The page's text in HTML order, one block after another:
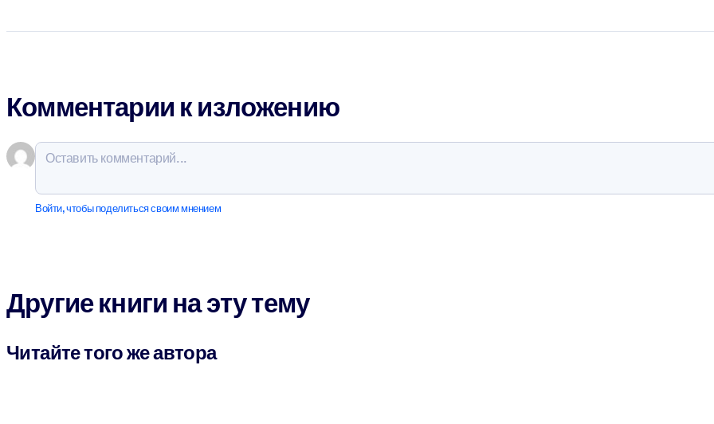
Комментарии к изложению
Войти, чтобы поделиться своим мнением
Другие книги на эту тему
Читайте того же автора